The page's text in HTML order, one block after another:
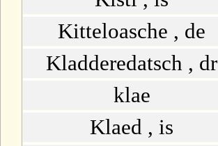
Kitteloasche , de
Kladderedatsch , dr
klae
Klaed , is